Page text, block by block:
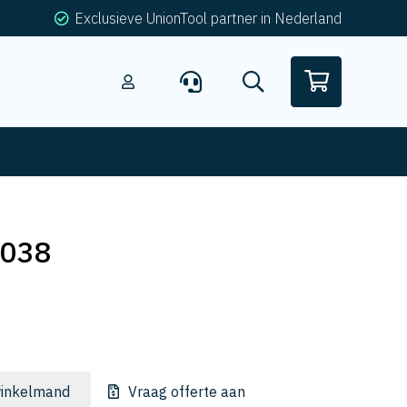
Exclusieve UnionTool partner in Nederland
Vraag offerte aan